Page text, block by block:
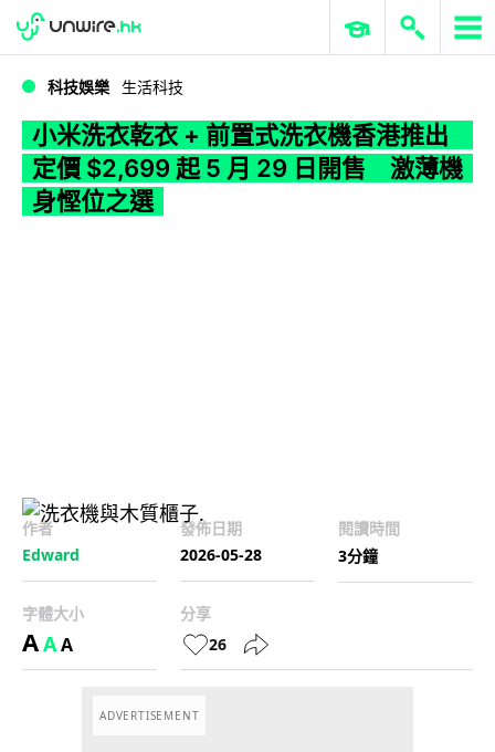
WWDC 2026 ERP 與商業 AI
科技娛樂 生活科技
小米洗衣乾衣 + 前置式洗衣機香港推出
定價 $2,699 起 5 月 29 日開售 激薄機
身慳位之選
作者
Edward
發佈日期
2026-05-28
閱讀時間
3分鐘
字體大小
AAA
分享
26
ADVERTISEMENT